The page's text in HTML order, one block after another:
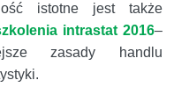
istotne jest także
intrastat 2016–
zasady handlu